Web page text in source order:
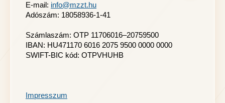
E-mail: info@mzzt.hu
Adószám: 18058936-1-41
Számlaszám: OTP 11706016–20759500
IBAN: HU471170 6016 2075 9500 0000 0000
SWIFT-BIC kód: OTPVHUHB
Impresszum